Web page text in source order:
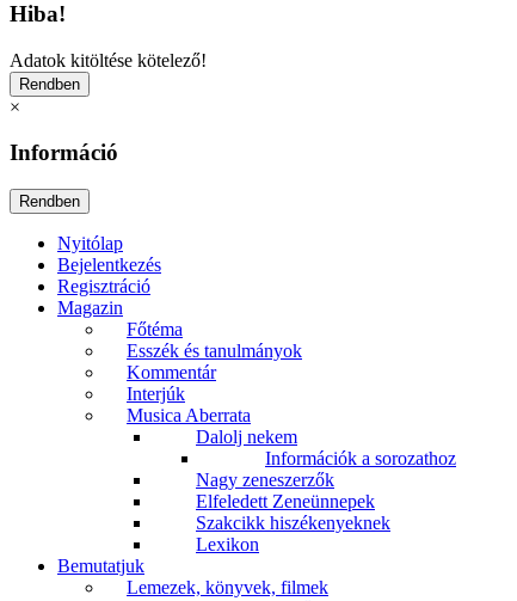
Hiba!
Adatok kitöltése kötelező!
×
Információ
Nyitólap
Bejelentkezés
Regisztráció
Magazin
Főtéma
Esszék és tanulmányok
Kommentár
Interjúk
Musica Aberrata
Dalolj nekem
Információk a sorozathoz
Nagy zeneszerzők
Elfeledett Zeneünnepek
Szakcikk hiszékenyeknek
Lexikon
Bemutatjuk
Lemezek, könyvek, filmek